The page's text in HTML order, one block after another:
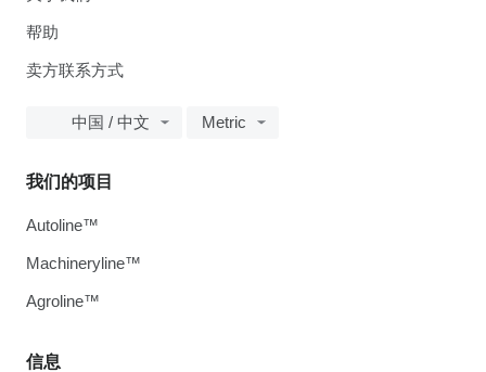
帮助
卖方联系方式
中国 / 中文 Metric
信息
我们的项目
Autoline™
Machineryline™
Agroline™